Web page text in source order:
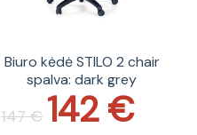
Biuro kėdė STILO 2 chair
spalva: dark grey
147€
Original
price
was: 142€
Current
price
is: